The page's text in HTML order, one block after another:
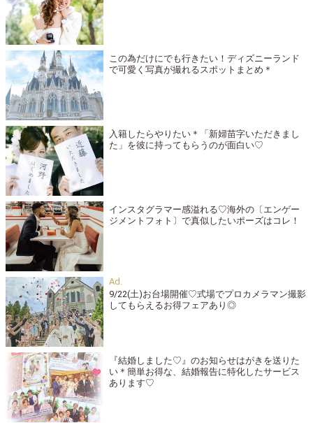
この為だけにでも行きたい！ディズニーランド
で可愛く写真が撮れるスポットまとめ＊
入籍したらやりたい＊「新婦苗字いただきまし
た」を彼に持ってもらうのが面白い♡
インスタグラマー感溢れる♡海外の〔エンゲー
ジメントフォト〕で真似したいポーズはコレ！
9/22(土)お台場開催♡式場でプロカメラマン撮影
してもらえるお得フェアあり◎
『結婚しました♡』のお知らせはがきを送りた
い＊簡単お得な、結婚報告に特化したサービス
あります♡